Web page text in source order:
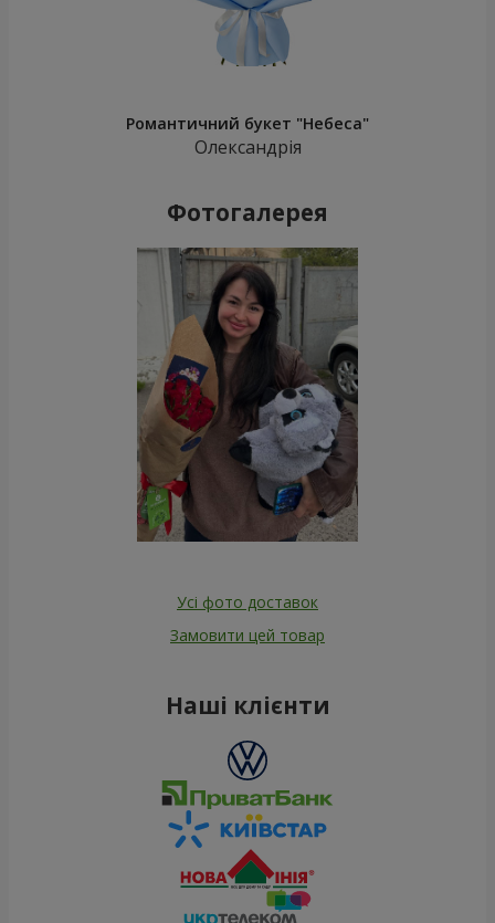
Романтичний букет "Небеса"
Олександрія
Фотогалерея
Усі фото доставок
Замовити цей товар
Наші клієнти